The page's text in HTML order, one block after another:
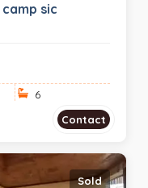
sic
6
Contact
Sold